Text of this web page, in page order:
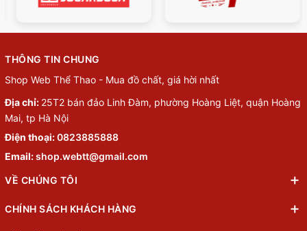
THÔNG TIN CHUNG
Shop Web Thể Thao - Mua đồ chất, giá hời nhất
Địa chỉ: 25T2 bán đảo Linh Đàm, phường Hoàng Liệt, quận Hoàng
Mai, tp Hà Nội
Điện thoại:0823885888
Email:shop.webtt@gmail.com
VỀ CHÚNG TÔI
CHÍNH SÁCH KHÁCH HÀNG